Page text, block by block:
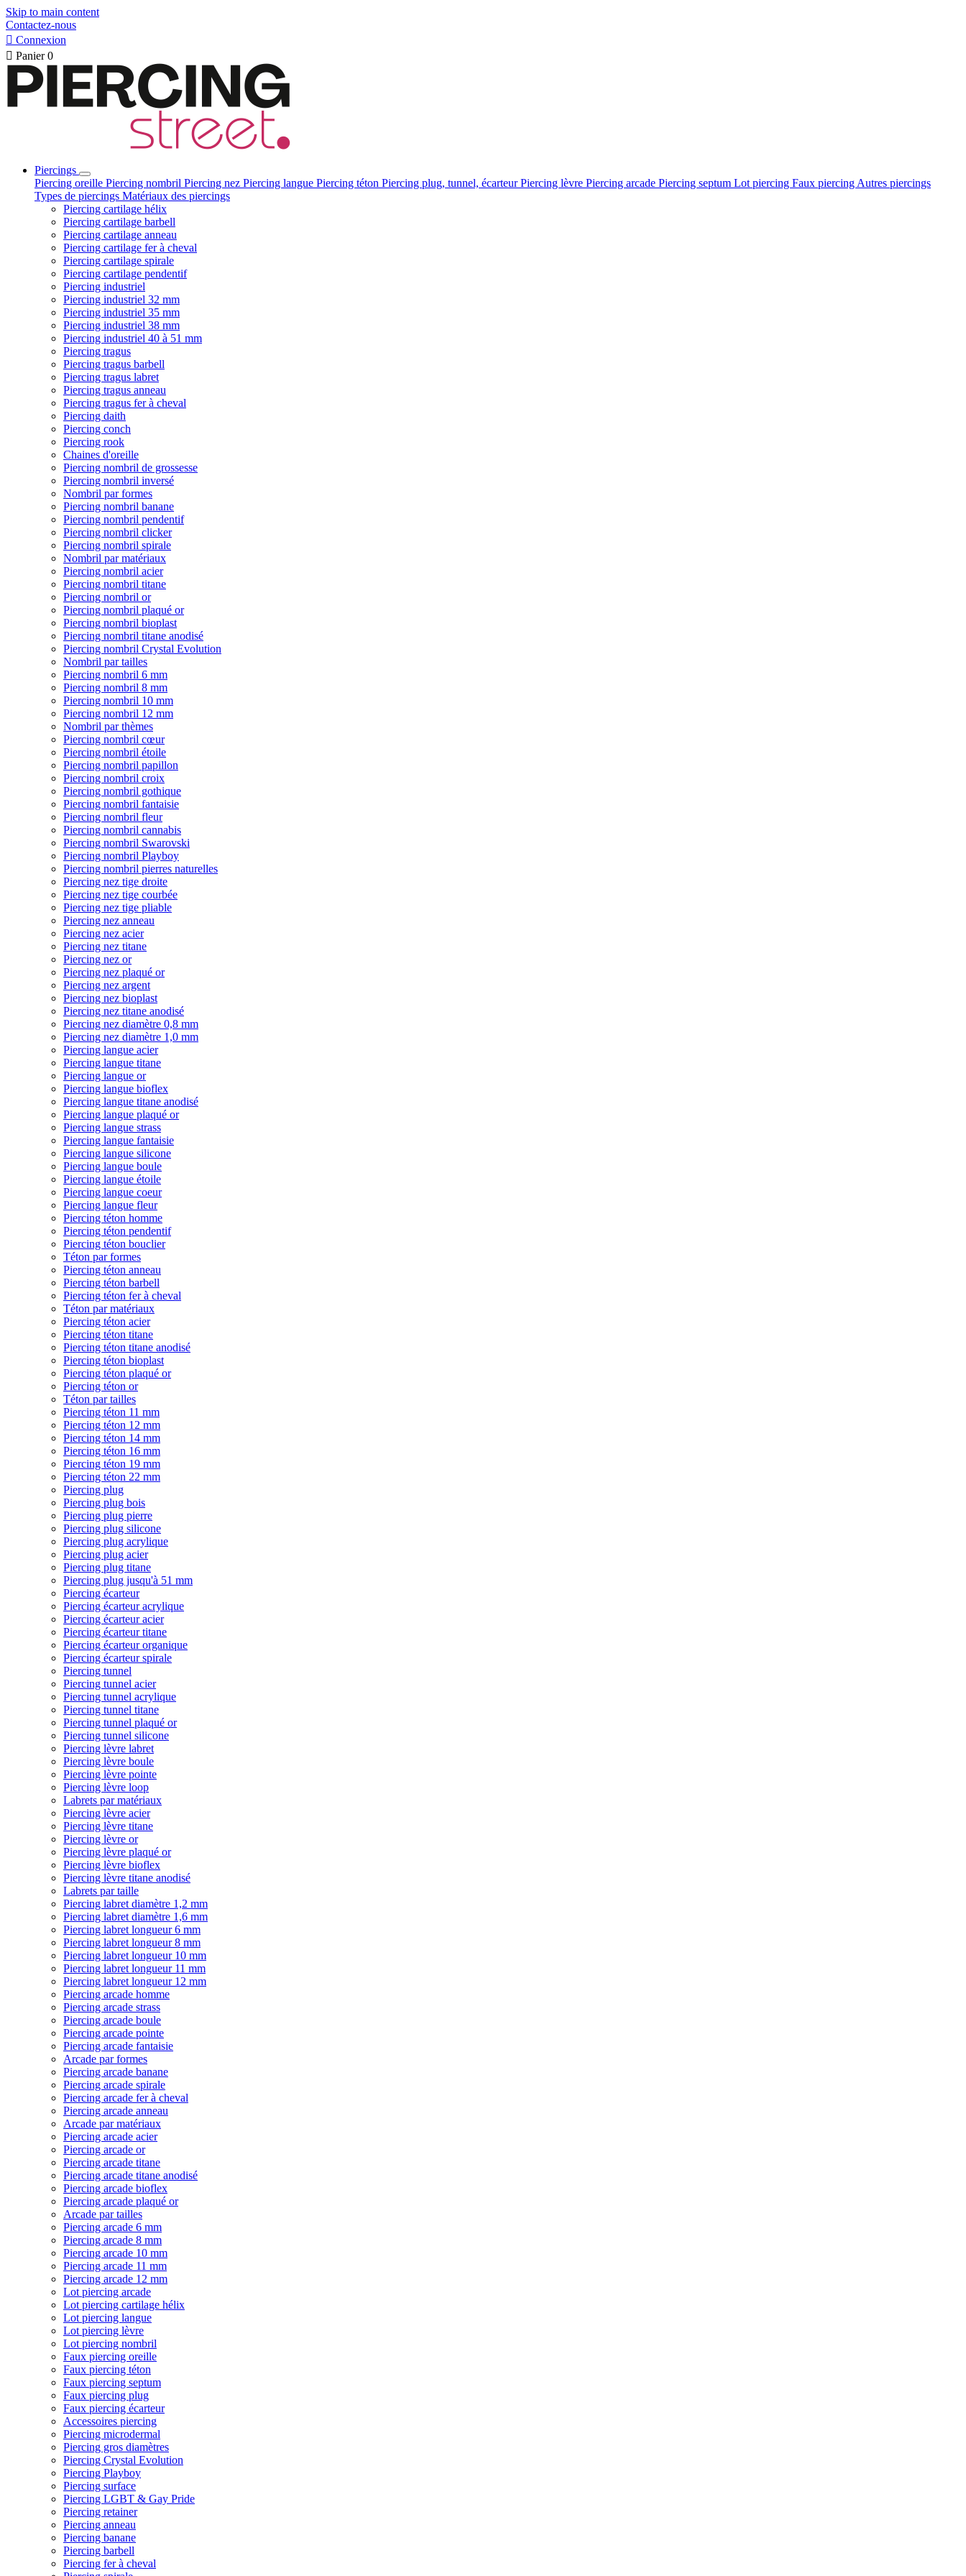
Skip to main content
Contactez-nous
 Connexion
 Panier 0
Piercings
Piercing oreille Piercing nombril Piercing nez Piercing langue Piercing téton Piercing plug, tunnel, écarteurPiercing lèvre Piercing arcade Piercing septum Lot piercing Faux piercing Autres piercings
Types de piercings Matériaux des piercings
Piercing cartilage hélix
Piercing cartilage barbell
Piercing cartilage anneau
Piercing cartilage fer à cheval
Piercing cartilage spirale
Piercing cartilage pendentif
Piercing industriel
Piercing industriel 32 mm
Piercing industriel 35 mm
Piercing industriel 38 mm
Piercing industriel 40 à 51 mm
Piercing tragus
Piercing tragus barbell
Piercing tragus labret
Piercing tragus anneau
Piercing tragus fer à cheval
Piercing daith
Piercing conch
Piercing rook
Chaines d'oreille
Piercing nombril de grossesse
Piercing nombril inversé
Nombril par formes
Piercing nombril banane
Piercing nombril pendentif
Piercing nombril clicker
Piercing nombril spirale
Nombril par matériaux
Piercing nombril acier
Piercing nombril titane
Piercing nombril or
Piercing nombril plaqué or
Piercing nombril bioplast
Piercing nombril titane anodisé
Piercing nombril Crystal Evolution
Nombril par tailles
Piercing nombril 6 mm
Piercing nombril 8 mm
Piercing nombril 10 mm
Piercing nombril 12 mm
Nombril par thèmes
Piercing nombril cœur
Piercing nombril étoile
Piercing nombril papillon
Piercing nombril croix
Piercing nombril gothique
Piercing nombril fantaisie
Piercing nombril fleur
Piercing nombril cannabis
Piercing nombril Swarovski
Piercing nombril Playboy
Piercing nombril pierres naturelles
Piercing nez tige droite
Piercing nez tige courbée
Piercing nez tige pliable
Piercing nez anneau
Piercing nez acier
Piercing nez titane
Piercing nez or
Piercing nez plaqué or
Piercing nez argent
Piercing nez bioplast
Piercing nez titane anodisé
Piercing nez diamètre 0,8 mm
Piercing nez diamètre 1,0 mm
Piercing langue acier
Piercing langue titane
Piercing langue or
Piercing langue bioflex
Piercing langue titane anodisé
Piercing langue plaqué or
Piercing langue strass
Piercing langue fantaisie
Piercing langue silicone
Piercing langue boule
Piercing langue étoile
Piercing langue coeur
Piercing langue fleur
Piercing téton homme
Piercing téton pendentif
Piercing téton bouclier
Téton par formes
Piercing téton anneau
Piercing téton barbell
Piercing téton fer à cheval
Téton par matériaux
Piercing téton acier
Piercing téton titane
Piercing téton titane anodisé
Piercing téton bioplast
Piercing téton plaqué or
Piercing téton or
Téton par tailles
Piercing téton 11 mm
Piercing téton 12 mm
Piercing téton 14 mm
Piercing téton 16 mm
Piercing téton 19 mm
Piercing téton 22 mm
Piercing plug
Piercing plug bois
Piercing plug pierre
Piercing plug silicone
Piercing plug acrylique
Piercing plug acier
Piercing plug titane
Piercing plug jusqu'à 51 mm
Piercing écarteur
Piercing écarteur acrylique
Piercing écarteur acier
Piercing écarteur titane
Piercing écarteur organique
Piercing écarteur spirale
Piercing tunnel
Piercing tunnel acier
Piercing tunnel acrylique
Piercing tunnel titane
Piercing tunnel plaqué or
Piercing tunnel silicone
Piercing lèvre labret
Piercing lèvre boule
Piercing lèvre pointe
Piercing lèvre loop
Labrets par matériaux
Piercing lèvre acier
Piercing lèvre titane
Piercing lèvre or
Piercing lèvre plaqué or
Piercing lèvre bioflex
Piercing lèvre titane anodisé
Labrets par taille
Piercing labret diamètre 1,2 mm
Piercing labret diamètre 1,6 mm
Piercing labret longueur 6 mm
Piercing labret longueur 8 mm
Piercing labret longueur 10 mm
Piercing labret longueur 11 mm
Piercing labret longueur 12 mm
Piercing arcade homme
Piercing arcade strass
Piercing arcade boule
Piercing arcade pointe
Piercing arcade fantaisie
Arcade par formes
Piercing arcade banane
Piercing arcade spirale
Piercing arcade fer à cheval
Piercing arcade anneau
Arcade par matériaux
Piercing arcade acier
Piercing arcade or
Piercing arcade titane
Piercing arcade titane anodisé
Piercing arcade bioflex
Piercing arcade plaqué or
Arcade par tailles
Piercing arcade 6 mm
Piercing arcade 8 mm
Piercing arcade 10 mm
Piercing arcade 11 mm
Piercing arcade 12 mm
Lot piercing arcade
Lot piercing cartilage hélix
Lot piercing langue
Lot piercing lèvre
Lot piercing nombril
Faux piercing oreille
Faux piercing téton
Faux piercing septum
Faux piercing plug
Faux piercing écarteur
Accessoires piercing
Piercing microdermal
Piercing gros diamètres
Piercing Crystal Evolution
Piercing Playboy
Piercing surface
Piercing LGBT & Gay Pride
Piercing retainer
Piercing anneau
Piercing banane
Piercing barbell
Piercing fer à cheval